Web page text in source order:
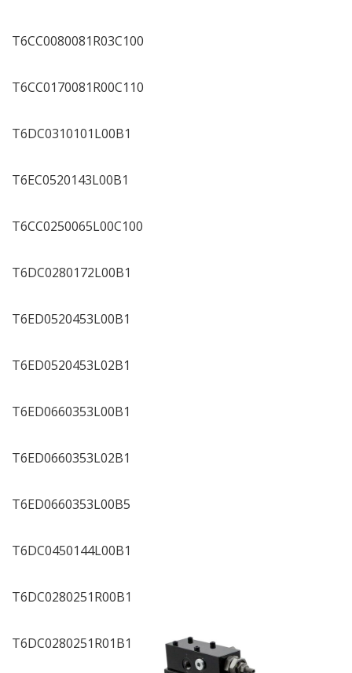
T6CC0080081R03C100
T6CC0170081R00C110
T6DC0310101L00B1
T6EC0520143L00B1
T6CC0250065L00C100
T6DC0280172L00B1
T6ED0520453L00B1
T6ED0520453L02B1
T6ED0660353L00B1
T6ED0660353L02B1
T6ED0660353L00B5
T6DC0450144L00B1
T6DC0280251R00B1
T6DC0280251R01B1